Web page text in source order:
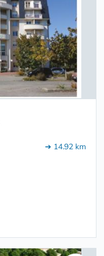
➔ 14.92 km